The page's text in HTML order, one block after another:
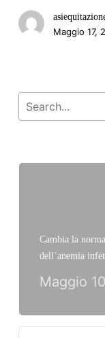
DI
VARESEMaggio 17,
Cambia la
dell’anemia
Maggio